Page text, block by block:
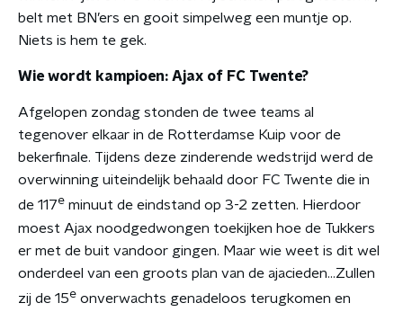
belt met BN’ers en gooit simpelweg een muntje op.
Niets is hem te gek.
Wie wordt kampioen: Ajax of FC Twente?
Afgelopen zondag stonden de twee teams al
tegenover elkaar in de Rotterdamse Kuip voor de
bekerfinale. Tijdens deze zinderende wedstrijd werd de
overwinning uiteindelijk behaald door FC Twente die in
de 117e minuut de eindstand op 3-2 zetten. Hierdoor
moest Ajax noodgedwongen toekijken hoe de Tukkers
er met de buit vandoor gingen. Maar wie weet is dit wel
onderdeel van een groots plan van de ajacieden…Zullen
zij de 15e onverwachts genadeloos terugkomen en